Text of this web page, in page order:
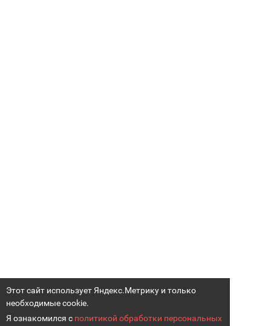
Этот сайт использует Яндекс.Метрику и только
необходимые cookie.
Я ознакомился с политикой обработки персональных